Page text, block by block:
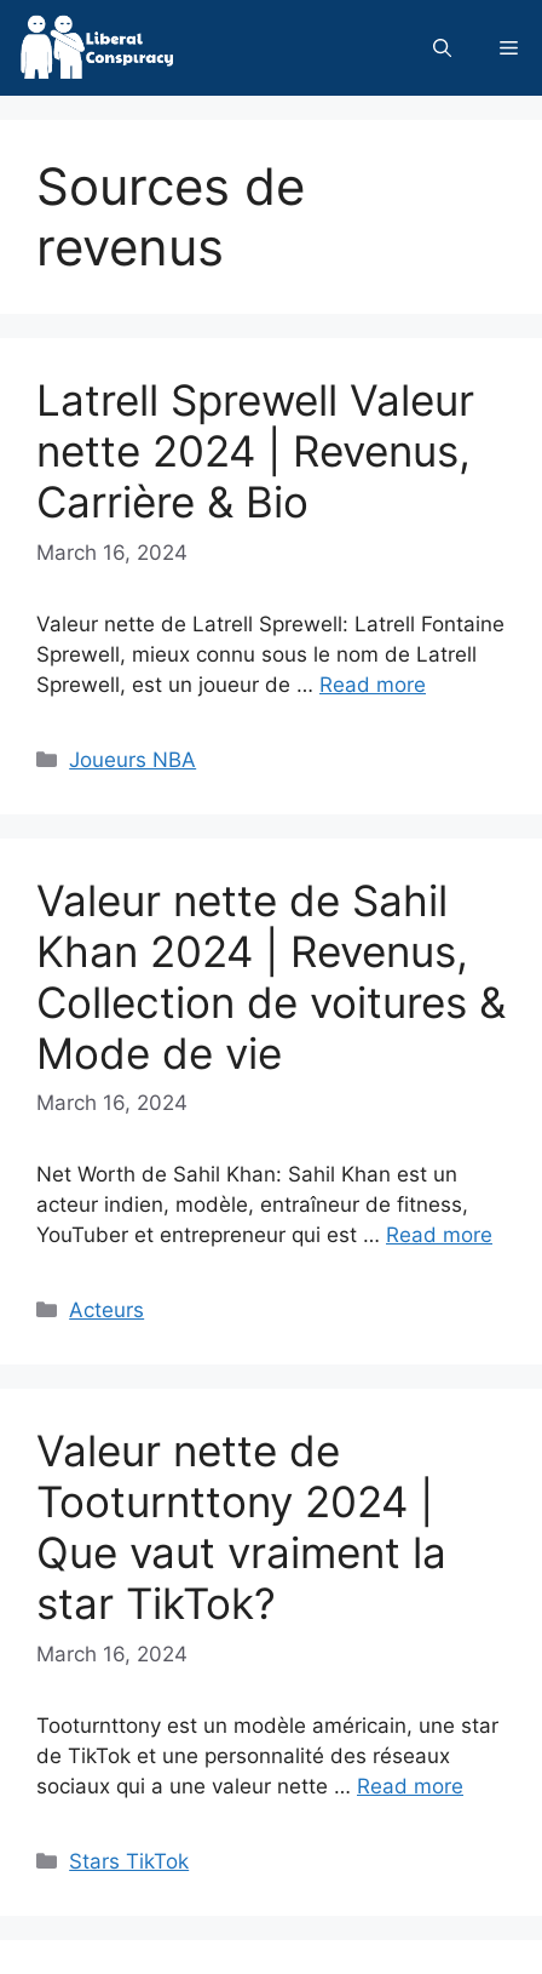
Skip
content
Sources de
revenus
Latrell Sprewell Valeur
nette 2024 | Revenus,
Carrière & Bio
March 16, 2024
Valeur nette de Latrell Sprewell: Latrell Fontaine
Sprewell, mieux connu sous le nom de Latrell
Sprewell, est un joueur de … Read more
Categories
Joueurs NBA
Valeur nette de Sahil
Khan 2024 | Revenus,
Collection de voitures &
Mode de vie
March 16, 2024
Net Worth de Sahil Khan: Sahil Khan est un
acteur indien, modèle, entraîneur de fitness,
YouTuber et entrepreneur qui est … Read more
Categories
Acteurs
Valeur nette de
Tooturnttony 2024 |
Que vaut vraiment la
star TikTok?
March 16, 2024
Tooturnttony est un modèle américain, une star
de TikTok et une personnalité des réseaux
sociaux qui a une valeur nette … Read more
Categories
Stars TikTok